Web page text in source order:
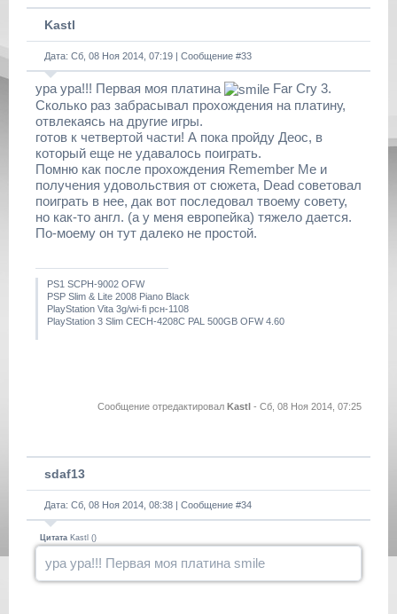
Kastl
Дата: Сб, 08 Ноя 2014, 07:19 | Сообщение #33
ура ура!!! Первая моя платина
Far Cry 3.
Сколько раз забрасывал прохождения на платину,
отвлекаясь на другие игры.
готов к четвертой части! А пока пройду Деос, в
который еще не удавалось поиграть.
Помню как после прохождения Remember Me и
получения удовольствия от сюжета, Dead советовал
поиграть в нее, дак вот последовал твоему совету,
но как-то англ. (а у меня европейка) тяжело дается.
По-моему он тут далеко не простой.
PS1 SCPH-9002 OFW
PSP Slim & Lite 2008 Piano Black
PlayStation Vita 3g/wi-fi рсн-1108
PlayStation 3 Slim CECH-4208C PAL 500GB OFW 4.60
Сообщение отредактировал Kastl - Сб, 08 Ноя 2014, 07:25
sdaf13
Дата: Сб, 08 Ноя 2014, 08:38 | Сообщение #34
Цитата Kastl ()
ура ура!!! Первая моя платина smile